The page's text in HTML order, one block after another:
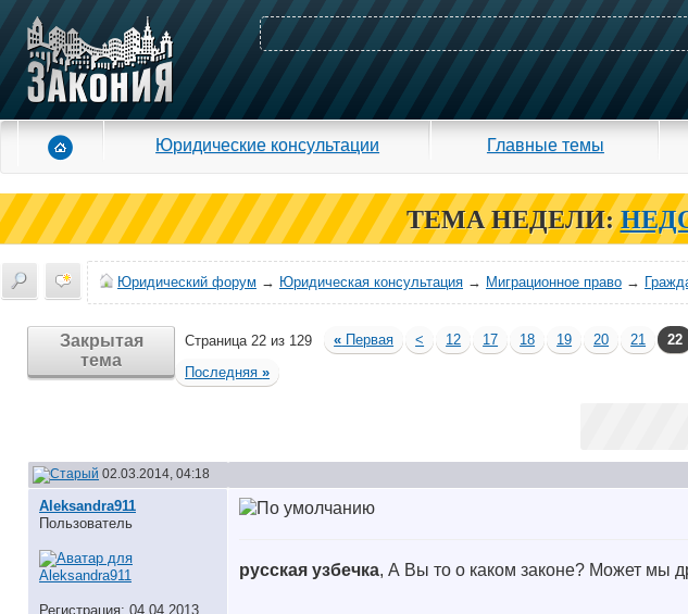
Юридические консультации Главные темы
ТЕМА НЕДЕЛИ:
Юридический форум → Юридическая консультация → Миграционное право →
Закрытая
тема
Страница 22 из 129 « Первая < 12 17 18 19 20 21 22
Последняя»
02.03.2014, 04:18
Aleksandra911
Пользователь
Регистрация: 04.04.2013
русская узбечка, А Вы то о каком законе? Может мы